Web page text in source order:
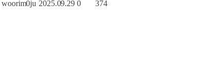
woorim0ju 2025.09.29 0 374